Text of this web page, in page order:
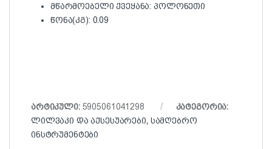
მწარმოებელი ქვეყანა: პოლონეთი
წონა(კგ): 0.09
არტიკული: 5905061041298
კატეგორია:
ლილვაკი და აქსესუარები, სამღებრო
ინსტრუმენტები